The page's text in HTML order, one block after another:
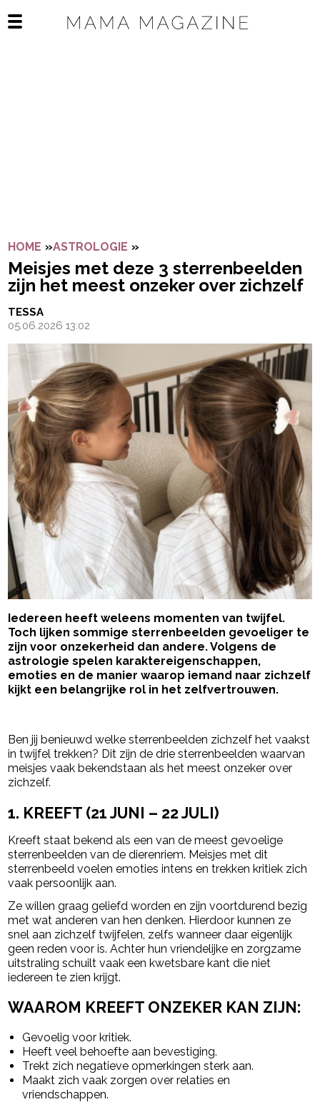
Open het mobiele menu
HOME »ASTROLOGIE »
Meisjes met deze 3 sterrenbeelden
zijn het meest onzeker over zichzelf
TESSA
05.06.2026 13:02
Iedereen heeft weleens momenten van twijfel.
Toch lijken sommige sterrenbeelden gevoeliger te
zijn voor onzekerheid dan andere. Volgens de
astrologie spelen karaktereigenschappen,
emoties en de manier waarop iemand naar zichzelf
kijkt een belangrijke rol in het zelfvertrouwen.
Ben jij benieuwd welke sterrenbeelden zichzelf het vaakst
in twijfel trekken? Dit zijn de drie sterrenbeelden waarvan
meisjes vaak bekendstaan als het meest onzeker over
zichzelf.
1. KREEFT (21 JUNI – 22 JULI)
Kreeft staat bekend als een van de meest gevoelige
sterrenbeelden van de dierenriem. Meisjes met dit
sterrenbeeld voelen emoties intens en trekken kritiek zich
vaak persoonlijk aan.
Ze willen graag geliefd worden en zijn voortdurend bezig
met wat anderen van hen denken. Hierdoor kunnen ze
snel aan zichzelf twijfelen, zelfs wanneer daar eigenlijk
geen reden voor is. Achter hun vriendelijke en zorgzame
uitstraling schuilt vaak een kwetsbare kant die niet
iedereen te zien krijgt.
WAAROM KREEFT ONZEKER KAN ZIJN:
Gevoelig voor kritiek.
Heeft veel behoefte aan bevestiging.
Trekt zich negatieve opmerkingen sterk aan.
Maakt zich vaak zorgen over relaties en
vriendschappen.